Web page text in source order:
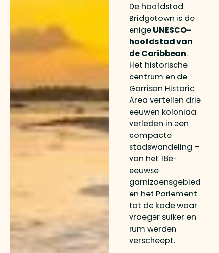
De hoofdstad
Bridgetown is de
enige UNESCO-
hoofdstad van
de Caribbean.
Het historische
centrum en de
Garrison Historic
Area vertellen drie
eeuwen koloniaal
verleden in een
compacte
stadswandeling –
van het 18e-
eeuwse
garnizoensgebied
en het Parlement
tot de kade waar
vroeger suiker en
rum werden
verscheept.